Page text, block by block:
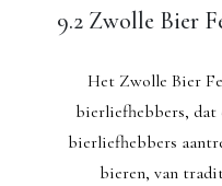
9.2 Zwolle Bier
Het Zwolle Bier
bierliefhebbers, dat
bierliefhebbers
bieren, van